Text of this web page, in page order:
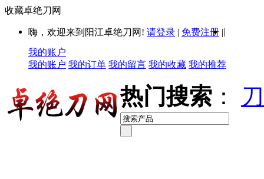
收藏卓绝刀网
嗨，欢迎来到阳江卓绝刀网! 请登录 | 免费注册 ||
我的账户
我的账户 我的订单 我的留言 我的收藏 我的推荐
热门搜索 ：